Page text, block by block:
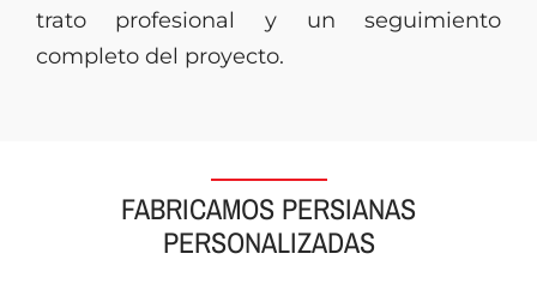
trato profesional y un seguimiento
completo del proyecto.
FABRICAMOS PERSIANAS
PERSONALIZADAS